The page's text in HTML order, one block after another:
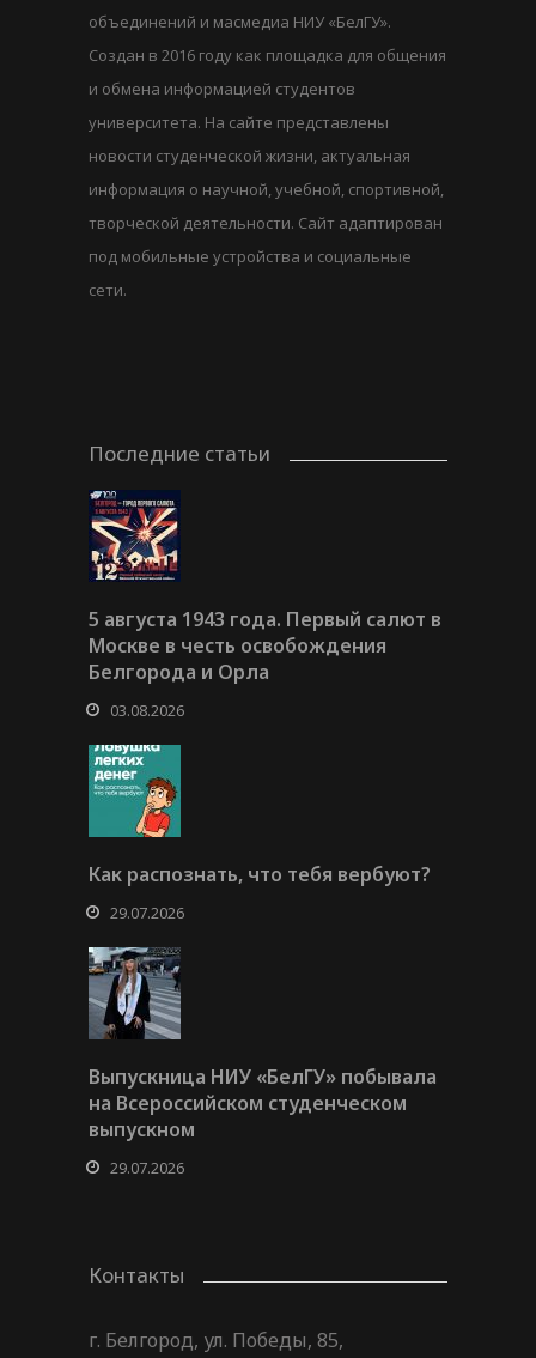
объединений и масмедиа НИУ «БелГУ».
Создан в 2016 году как площадка для общения
и обмена информацией студентов
университета. На сайте представлены
новости студенческой жизни, актуальная
информация о научной, учебной, спортивной,
творческой деятельности. Сайт адаптирован
под мобильные устройства и социальные
сети.
Последние статьи
5 августа 1943 года. Первый салют в
Москве в честь освобождения
Белгорода и Орла
03.08.2026
Как распознать, что тебя вербуют?
29.07.2026
Выпускница НИУ «БелГУ» побывала
на Всероссийском студенческом
выпускном
29.07.2026
Контакты
г. Белгород, ул. Победы, 85,